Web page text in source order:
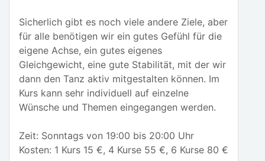
Sicherlich gibt es noch viele andere Ziele, aber
für alle benötigen wir ein gutes Gefühl für die
eigene Achse, ein gutes eigenes
Gleichgewicht, eine gute Stabilität, mit der wir
dann den Tanz aktiv mitgestalten können. Im
Kurs kann sehr individuell auf einzelne
Wünsche und Themen eingegangen werden.
Zeit: Sonntags von 19:00 bis 20:00 Uhr
Kosten: 1 Kurs 15 €, 4 Kurse 55 €, 6 Kurse 80 €